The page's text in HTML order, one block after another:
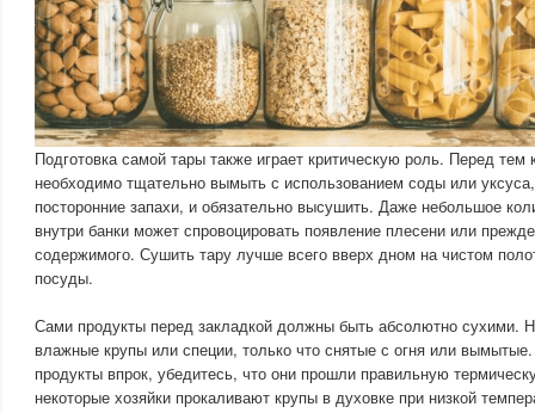
Подготовка самой тары также играет критическую роль. Перед тем
необходимо тщательно вымыть с использованием соды или
посторонние запахи, и обязательно высушить. Даже небольшое
внутри банки может спровоцировать появление плесени или
содержимого. Сушить тару лучше всего вверх дном на чистом
посуды.
Сами продукты перед закладкой должны быть абсолютно сухими.
влажные крупы или специи, только что снятые с огня или
продукты впрок, убедитесь, что они прошли правильную
некоторые хозяйки прокаливают крупы в духовке при низкой